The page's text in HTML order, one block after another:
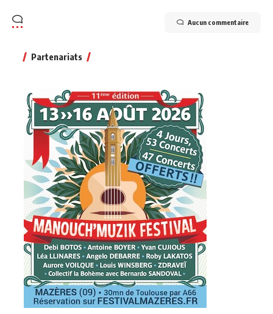
Aucun commentaire
Partenariats